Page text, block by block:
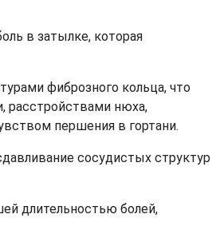
в затылке, которая
фиброзного кольца, что
расстройствами нюха,
першения в гортани.
сосудистых структур
длительностью болей,